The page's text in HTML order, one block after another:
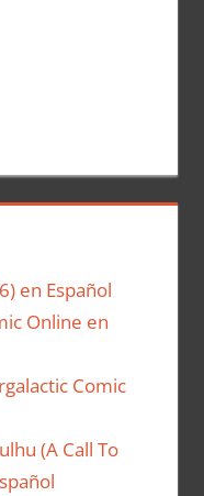
en Español
Online en
Comic
(A Call To